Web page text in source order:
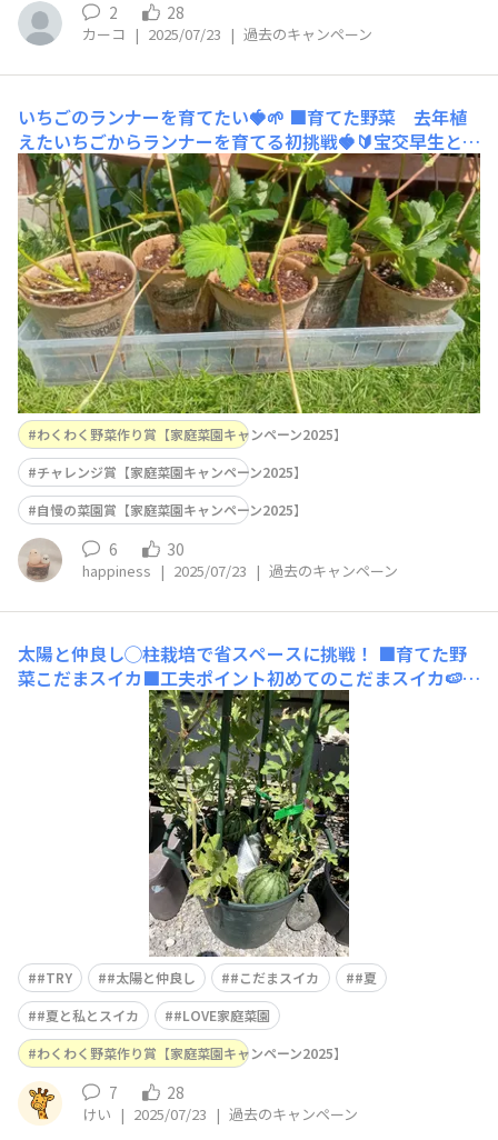
2 28
カーコ | 2025/07/23 | 過去のキャンペーン
いちごのランナーを育てたい🍓🌱 ■育てた野菜 去年植
えたいちごからランナーを育てる初挑戦🍓🔰宝交早生とま
んぷく2号 ■工夫ポイント 紙ポットは少しでも可愛く愛
着が湧くようにデコったり ランナーを止めるのにクリッ
プをUピンに加工しました孫株を選んで止めてみました🌱
倒れないようにケースに入れて🌬️無事に育つといいな🥰
わくわく野菜作り賞【家庭菜園キャンペーン2025】
チャレンジ賞【家庭菜園キャンペーン2025】
自慢の菜園賞【家庭菜園キャンペーン2025】
6 30
happiness | 2025/07/23 | 過去のキャンペーン
太陽と仲良し◯柱栽培で省スペースに挑戦！ ■育てた野
菜こだまスイカ■工夫ポイント初めてのこだまスイカ🍉栽
培に挑戦しました！限られたスペースでも育てられるよう
に、プランターを使用し、つるがしっかり伸びるように支
柱で立体栽培に。果実が地面に直接触れないよう、日よけ
＆クッションとして銀マットを活用してスイカを保護して
います。毎日観察しながら、葉の
#TRY #太陽と仲良し #こだまスイカ
#夏
#夏と私とスイカ
#LOVE家庭菜園
わくわく野菜作り賞【家庭菜園キャンペーン2025】
7 28
けい | 2025/07/23 | 過去のキャンペーン